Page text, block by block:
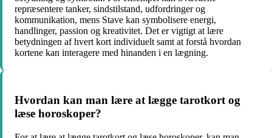
repræsentere tanker, sindstilstand, udfordringer og
kommunikation, mens Stave kan symbolisere energi,
handlinger, passion og kreativitet. Det er vigtigt at lære
betydningen af hvert kort individuelt samt at forstå hvordan
kortene kan interagere med hinanden i en lægning.
Hvordan kan man lære at lægge tarotkort og
læse horoskoper?